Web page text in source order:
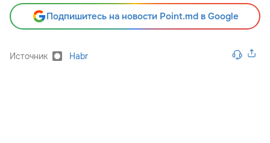
Подпишитесь на новости Point.md в Google
Источник Habr